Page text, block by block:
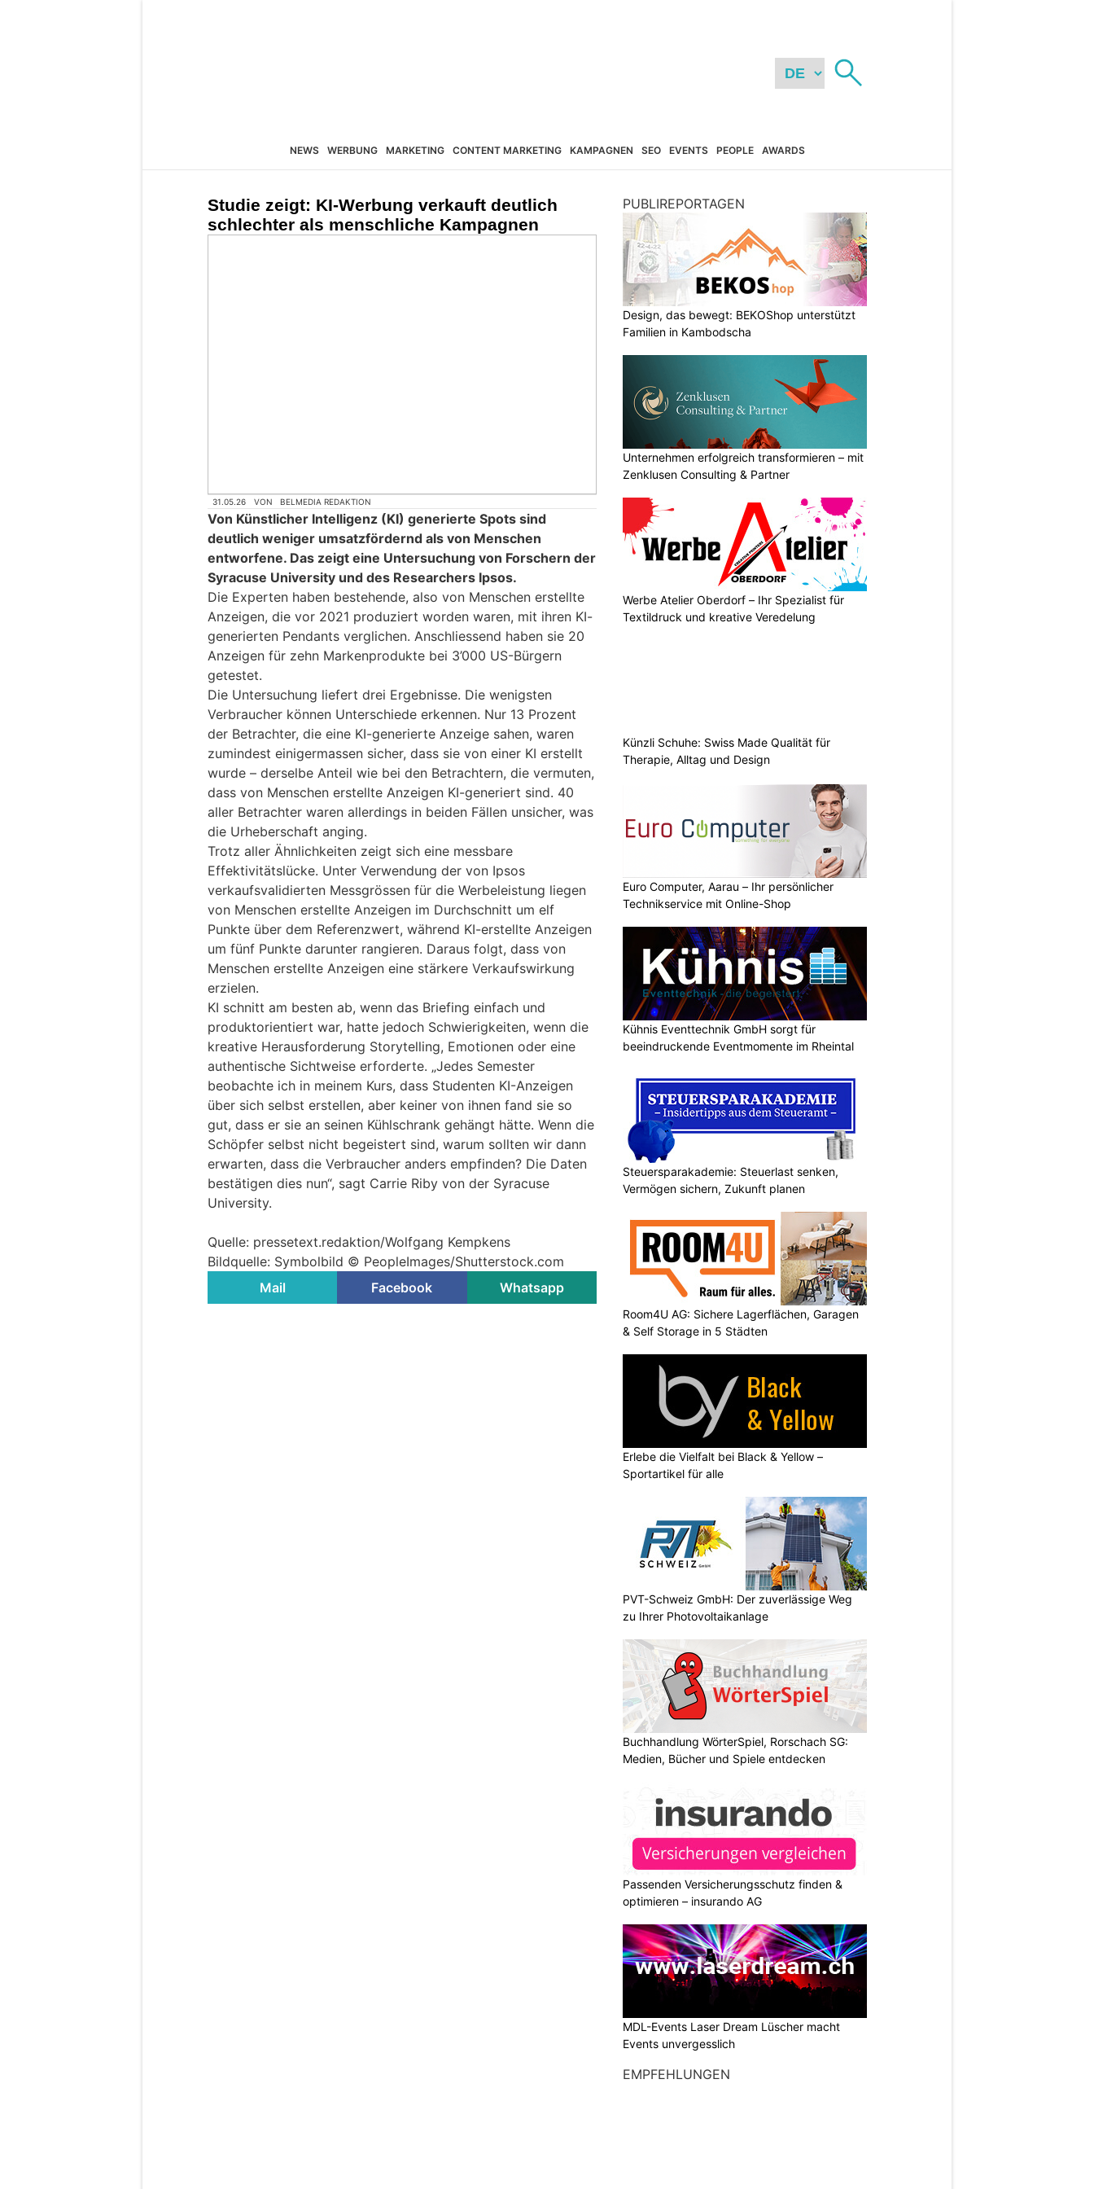
NEWS WERBUNG MARKETING CONTENT MARKETING KAMPAGNEN SEO EVENTS PEOPLE AWARDS
Studie zeigt: KI-Werbung verkauft deutlich
schlechter als menschliche Kampagnen
31.05.26 VON BELMEDIA REDAKTION
Von Künstlicher Intelligenz (KI) generierte Spots sind
deutlich weniger umsatzfördernd als von Menschen
entworfene. Das zeigt eine Untersuchung von Forschern der
Syracuse University und des Researchers Ipsos.
Die Experten haben bestehende, also von Menschen erstellte
Anzeigen, die vor 2021 produziert worden waren, mit ihren KI-
generierten Pendants verglichen. Anschliessend haben sie 20
Anzeigen für zehn Markenprodukte bei 3’000 US-Bürgern
getestet.
Die Untersuchung liefert drei Ergebnisse. Die wenigsten
Verbraucher können Unterschiede erkennen. Nur 13 Prozent
der Betrachter, die eine KI-generierte Anzeige sahen, waren
zumindest einigermassen sicher, dass sie von einer KI erstellt
wurde – derselbe Anteil wie bei den Betrachtern, die vermuten,
dass von Menschen erstellte Anzeigen KI-generiert sind. 40
aller Betrachter waren allerdings in beiden Fällen unsicher, was
die Urheberschaft anging.
Trotz aller Ähnlichkeiten zeigt sich eine messbare
Effektivitätslücke. Unter Verwendung der von Ipsos
verkaufsvalidierten Messgrössen für die Werbeleistung liegen
von Menschen erstellte Anzeigen im Durchschnitt um elf
Punkte über dem Referenzwert, während KI-erstellte Anzeigen
um fünf Punkte darunter rangieren. Daraus folgt, dass von
Menschen erstellte Anzeigen eine stärkere Verkaufswirkung
erzielen.
KI schnitt am besten ab, wenn das Briefing einfach und
produktorientiert war, hatte jedoch Schwierigkeiten, wenn die
kreative Herausforderung Storytelling, Emotionen oder eine
authentische Sichtweise erforderte. „Jedes Semester
beobachte ich in meinem Kurs, dass Studenten KI-Anzeigen
über sich selbst erstellen, aber keiner von ihnen fand sie so
gut, dass er sie an seinen Kühlschrank gehängt hätte. Wenn die
Schöpfer selbst nicht begeistert sind, warum sollten wir dann
erwarten, dass die Verbraucher anders empfinden? Die Daten
bestätigen dies nun“, sagt Carrie Riby von der Syracuse
University.
Quelle: pressetext.redaktion/Wolfgang Kempkens
Bildquelle: Symbolbild © PeopleImages/Shutterstock.com
Mail
Facebook Whatsapp
PUBLIREPORTAGEN
Design, das bewegt: BEKOShop unterstützt
Familien in Kambodscha
Unternehmen erfolgreich transformieren – mit
Zenklusen Consulting & Partner
Werbe Atelier Oberdorf – Ihr Spezialist für
Textildruck und kreative Veredelung
Künzli Schuhe: Swiss Made Qualität für
Therapie, Alltag und Design
Euro Computer, Aarau – Ihr persönlicher
Technikservice mit Online-Shop
Kühnis Eventtechnik GmbH sorgt für
beeindruckende Eventmomente im Rheintal
Steuersparakademie: Steuerlast senken,
Vermögen sichern, Zukunft planen
Room4U AG: Sichere Lagerflächen, Garagen
& Self Storage in 5 Städten
Erlebe die Vielfalt bei Black & Yellow –
Sportartikel für alle
PVT-Schweiz GmbH: Der zuverlässige Weg
zu Ihrer Photovoltaikanlage
Buchhandlung WörterSpiel, Rorschach SG:
Medien, Bücher und Spiele entdecken
Passenden Versicherungsschutz finden &
optimieren – insurando AG
MDL-Events Laser Dream Lüscher macht
Events unvergesslich
EMPFEHLUNGEN